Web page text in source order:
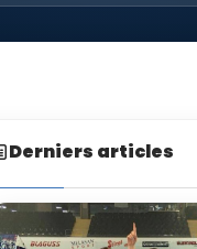
Derniers articles